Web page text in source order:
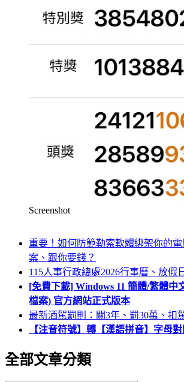
Screenshot
重要！如何防範勒索軟體綁架你的
案、跟你要錢？
115人事行政總處2026行事曆、放假日
[免費下載] Windows 11 簡體/繁體中
檔案) 官方網站正式版本
最新酒駕罰則：關3年、罰30萬、扣
【注音符號】轉【漢語拼音】字母
全部文章分類